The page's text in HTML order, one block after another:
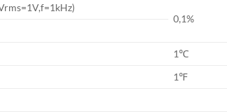
0,1%
1℃
1℉